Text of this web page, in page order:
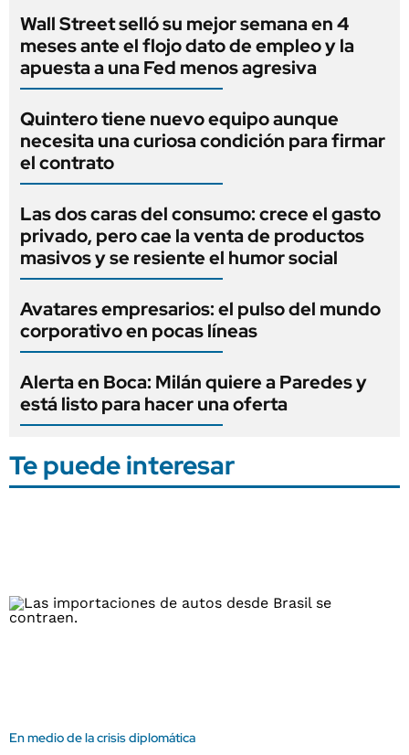
Wall Street selló su mejor semana en 4
meses ante el flojo dato de empleo y la
apuesta a una Fed menos agresiva
Quintero tiene nuevo equipo aunque
necesita una curiosa condición para firmar
el contrato
Las dos caras del consumo: crece el gasto
privado, pero cae la venta de productos
masivos y se resiente el humor social
Avatares empresarios: el pulso del mundo
corporativo en pocas líneas
Alerta en Boca: Milán quiere a Paredes y
está listo para hacer una oferta
Te puede interesar
En medio de la crisis diplomática